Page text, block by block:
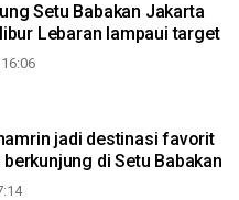
Setu Babakan Jakarta
Lebaran lampaui target
jadi destinasi favorit
di Setu Babakan